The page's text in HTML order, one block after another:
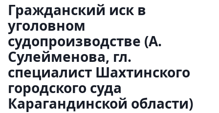
Гражданский иск в
уголовном
судопроизводстве (А.
Сулейменова, гл.
специалист Шахтинского
городского суда
Карагандинской области)